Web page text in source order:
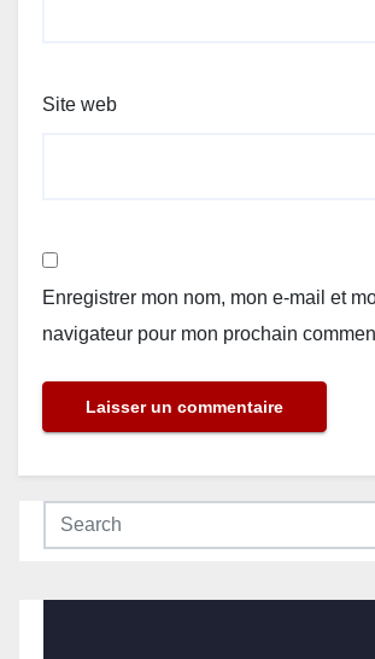
Site web
Enregistrer mon nom, mon e-mail et
navigateur pour mon prochain